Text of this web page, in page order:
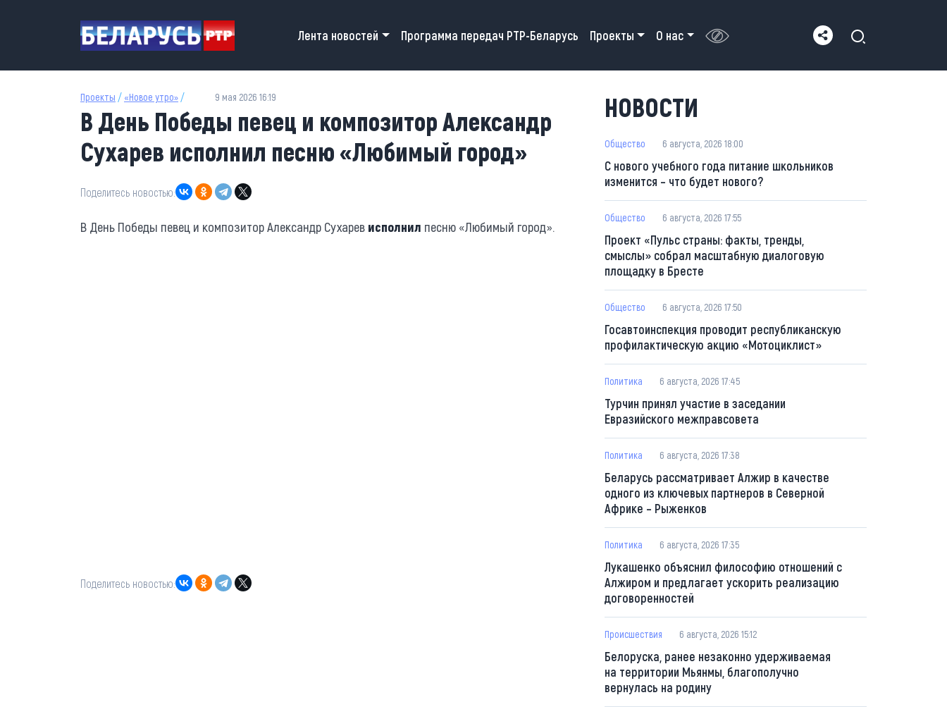
Main navigation
Лента новостей Программа передач РТР-Беларусь Проекты О нас
Проекты / «Новое утро» / 9 мая 2026 16:19
В День Победы певец и композитор Александр
Сухарев исполнил песню «Любимый город»
Поделитесь новостью:
В День Победы певец и композитор Александр Сухарев исполнил песню «Любимый город».
Поделитесь новостью:
НОВОСТИ
Общество 6 августа, 2026 18:00
С нового учебного года питание школьников
изменится – что будет нового?
Общество 6 августа, 2026 17:55
Проект «Пульс страны: факты, тренды,
смыслы» собрал масштабную диалоговую
площадку в Бресте
Общество 6 августа, 2026 17:50
Госавтоинспекция проводит республиканскую
профилактическую акцию «Мотоциклист»
Политика 6 августа, 2026 17:45
Турчин принял участие в заседании
Евразийского межправсовета
Политика 6 августа, 2026 17:38
Беларусь рассматривает Алжир в качестве
одного из ключевых партнеров в Северной
Африке – Рыженков
Политика 6 августа, 2026 17:35
Лукашенко объяснил философию отношений с
Алжиром и предлагает ускорить реализацию
договоренностей
Происшествия 6 августа, 2026 15:12
Белоруска, ранее незаконно удерживаемая
на территории Мьянмы, благополучно
вернулась на родину